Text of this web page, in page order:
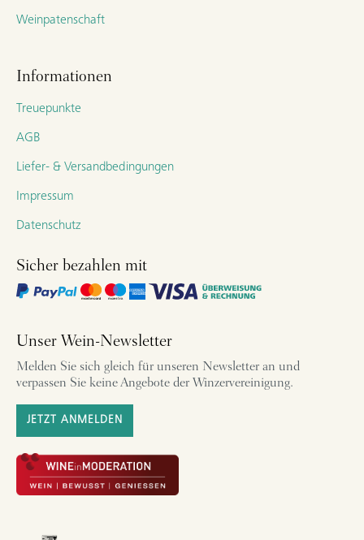
Weinpatenschaft
Informationen
Treuepunkte
AGB
Liefer- & Versandbedingungen
Impressum
Datenschutz
Sicher bezahlen mit
Unser Wein-Newsletter
Melden Sie sich gleich für unseren Newsletter an und
verpassen Sie keine Angebote der Winzervereinigung.
JETZT ANMELDEN